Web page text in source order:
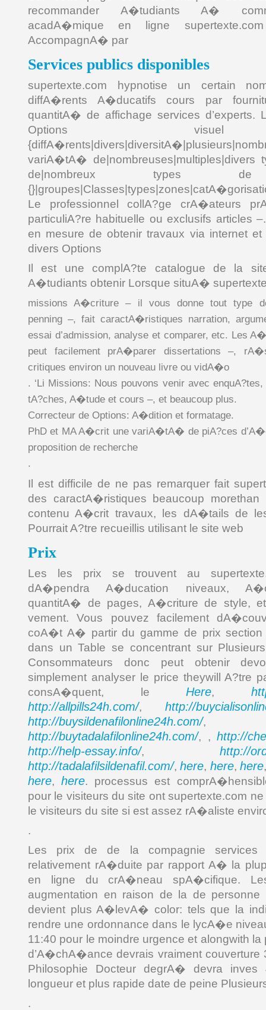
recommander A�tudiants A�
acadA�mique en ligne
AccompagnA� par
Services publics disponibles
supertexte.com hypnotise un certain
diffA�rents A�ducatifs cours par
quantitA� de affichage services d’experts.
Options
variA�tA� de|nombreuses|multiples|divers
de|nombreux types de
Le professionnel collA?ge crA�ateurs
particuliA?re habituelle ou exclusifs articles
en mesure de obtenir travaux via internet et
divers Options
Il est une complA?te catalogue de la
A�tudiants obtenir Lorsque situA�
missions A�criture – il vous donne tout type
penning –, fait caractA�ristiques narration,
essai d’admission, analyse et comparer, etc. Les
peut facilement prA�parer dissertations –,
critiques environ un nouveau livre ou vidA�o
. ‘Li Missions: Nous pouvons venir avec
tA?ches, A�tude et cours –, et beaucoup plus.
Correcteur de Options: A�dition et formatage.
PhD et MA A�crit une variA�tA� de piA?ces
proposition de recherche
.
Il est difficile de ne pas remarquer fait
des caractA�ristiques beaucoup
contenu A�crit travaux, les dA�tails de
Pourrait A?tre recueillis utilisant le site web
Prix
Les les prix se trouvent au
dA�pendra A�ducation niveaux,
quantitA� de pages, A�criture de style,
vement. Vous pouvez facilement
coA�t A� partir du gamme de prix section
dans un Table se concentrant sur
Consommateurs donc peut obtenir
simplement analyser le price theywill A?tre
consA�quent, leHere,
http://allpills24h.com/, http://
http://buysildenafilonline24h.com/,
http://buytadalafilonline24h.com/, , http://
http://help-essay.info/, http://
http://tadalafilsildenafil.com/,here, here,here
here,here. processus est
pour le visiteurs du site ont supertexte.com
le visiteurs du site si est assez rA�aliste
.
Les prix de de la compagnie services
relativement rA�duite par rapport A� la
en ligne du crA�neau spA�cifique.
augmentation en raison de la de
devient plus A�levA� color: tels que la
rendre une ordonnance dans le lycA�e
11:40 pour le moindre urgence et alongwith
d’A�chA�ance devrais vraiment couverture
Philosophie Docteur degrA� devra inves
longueur et plus rapide date de peine
.